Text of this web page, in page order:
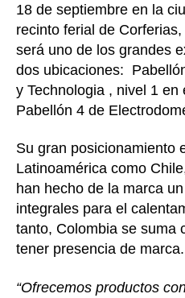
18 de septiembre en la
recinto ferial de
será uno de los grandes
dos ubicaciones:
y Technologia , nivel 1
Pabellón 4 de
Su gran posicionamiento
Latinoamérica como
han hecho de la marca
integrales para el
tanto, Colombia se suma
tener presencia de marca.
“Ofrecemos productos